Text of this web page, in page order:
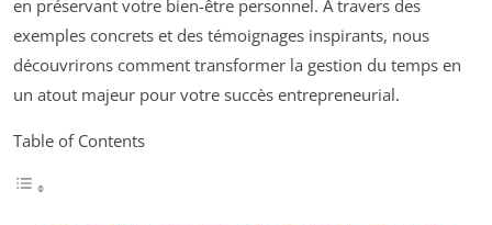
en préservant votre bien-être personnel. À travers des
exemples concrets et des témoignages inspirants, nous
découvrirons comment transformer la gestion du temps en
un atout majeur pour votre succès entrepreneurial.
Table of Contents